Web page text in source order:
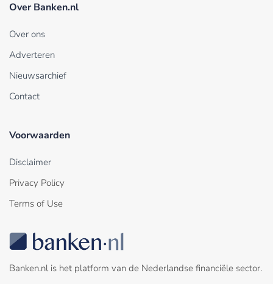
Over Banken.nl
Over ons
Adverteren
Nieuwsarchief
Contact
Voorwaarden
Disclaimer
Privacy Policy
Terms of Use
Banken.nl is het platform van de Nederlandse financiële sector.